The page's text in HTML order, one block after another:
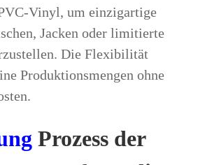
Vinyl, um einzigartige
Jacken oder limitierte
Die Flexibilität
Produktionsmengen ohne
Prozess der